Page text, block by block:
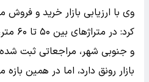
وی با ارزیابی بازار خرید و
کرد:
و جنوبی شهر، مراجعاتی ثبت
بازار رونق دارد، اما در همین